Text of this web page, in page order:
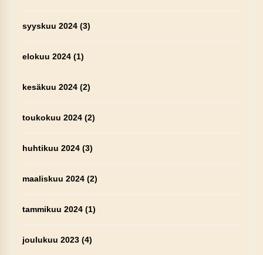
syyskuu 2024(3)
elokuu 2024(1)
kesäkuu 2024(2)
toukokuu 2024(2)
huhtikuu 2024(3)
maaliskuu 2024(2)
tammikuu 2024(1)
joulukuu 2023(4)